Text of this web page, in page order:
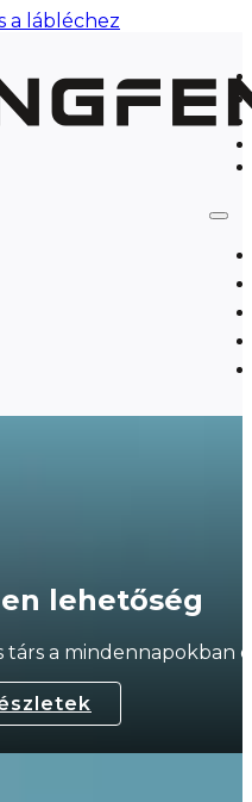
a lábléchez
lehetőség
társ a mindennapokban